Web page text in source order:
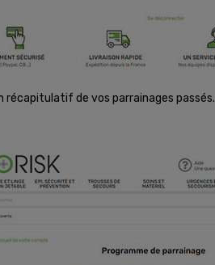
récapitulatif de vos parrainages passés.